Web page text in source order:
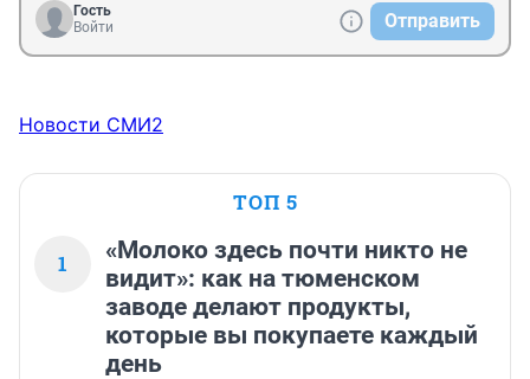
Гость
Войти
Отправить
Новости СМИ2
ТОП 5
1
«Молоко здесь почти никто не
видит»: как на тюменском
заводе делают продукты,
которые вы покупаете каждый
день